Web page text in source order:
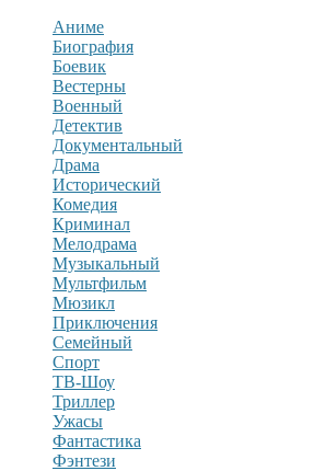
Аниме
Биография
Боевик
Вестерны
Военный
Детектив
Документальный
Драма
Исторический
Комедия
Криминал
Мелодрама
Музыкальный
Мультфильм
Мюзикл
Приключения
Семейный
Спорт
ТВ-Шоу
Триллер
Ужасы
Фантастика
Фэнтези